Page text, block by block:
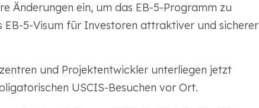
Änderungen ein, um das EB-5-Programm zu
EB-5-Visum für Investoren attraktiver und sicherer
und Projektentwickler unterliegen jetzt
USCIS-Besuchen vor Ort.